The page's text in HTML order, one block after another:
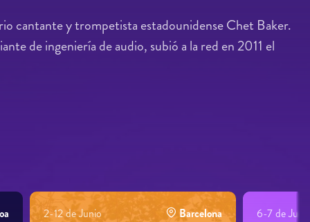
cantante y trompetista estadounidense Chet Baker.
de ingeniería de audio, subió a la red en 2011 el
2-12 de Junio Barcelona 6-7 de